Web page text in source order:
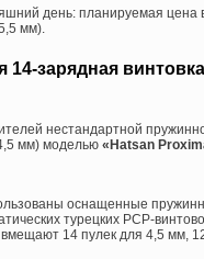
день: планируемая
мм).
зарядная
нестандартной
мм) моделью «Hatsan
оснащенные
турецких PCP-
14 пулек для 4,5 мм,